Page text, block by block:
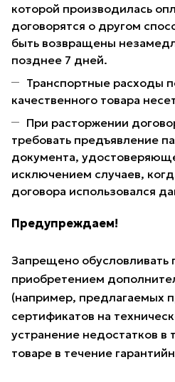
которой производилась
договорятся о другом
быть возвращены
позднее 7 дней.
Транспортные расходы
качественного товара
При расторжении
требовать предъявление
документа,
исключением случаев,
договора использовался
Предупреждаем!
Запрещено обусловливать
приобретением
(например, предлагаемых
сертификатов на
устранение недостатков в
товаре в течение